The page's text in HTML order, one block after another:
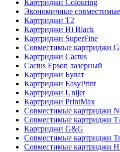
Картриджи Colouring
Экономичные
Картриджи T2
Картриджи Hi Black
Картриджи SuperFine
Совместимые картриджи
Картриджи Cactus
Cactus Epson лазерный
Картриджи Булат
Картриджи EasyPrint
Картриджи Unijet
Картриджи PrintMax
Совместимые картриджи
Совместимые картриджи
Картриджи G&G
Совместимые картриджи
Совместимые картриджи